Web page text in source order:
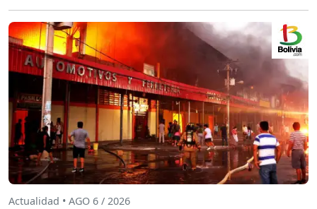
Actualidad • AGO 6 / 2026